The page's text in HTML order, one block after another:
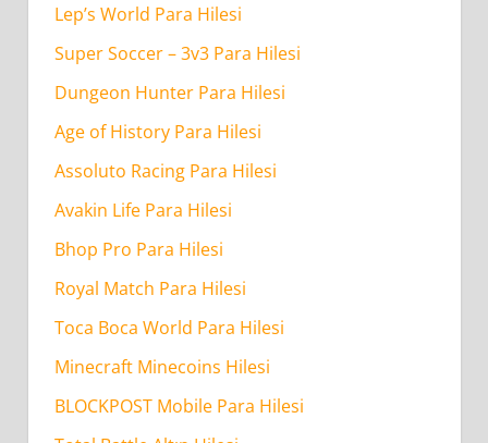
Lep’s World Para Hilesi
Super Soccer – 3v3 Para Hilesi
Dungeon Hunter Para Hilesi
Age of History Para Hilesi
Assoluto Racing Para Hilesi
Avakin Life Para Hilesi
Bhop Pro Para Hilesi
Royal Match Para Hilesi
Toca Boca World Para Hilesi
Minecraft Minecoins Hilesi
BLOCKPOST Mobile Para Hilesi